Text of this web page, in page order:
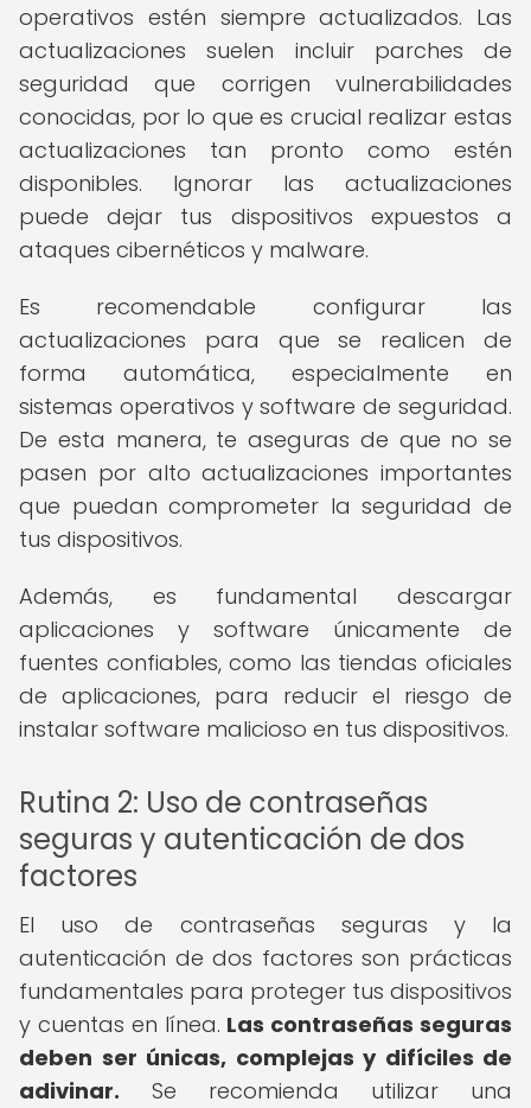
operativos estén siempre actualizados. Las
actualizaciones suelen incluir parches de
seguridad que corrigen vulnerabilidades
conocidas, por lo que es crucial realizar estas
actualizaciones tan pronto como estén
disponibles. Ignorar las actualizaciones
puede dejar tus dispositivos expuestos a
ataques cibernéticos y malware.
Es recomendable configurar las
actualizaciones para que se realicen de
forma automática, especialmente en
sistemas operativos y software de seguridad.
De esta manera, te aseguras de que no se
pasen por alto actualizaciones importantes
que puedan comprometer la seguridad de
tus dispositivos.
Además, es fundamental descargar
aplicaciones y software únicamente de
fuentes confiables, como las tiendas oficiales
de aplicaciones, para reducir el riesgo de
instalar software malicioso en tus dispositivos.
Rutina 2: Uso de contraseñas
seguras y autenticación de dos
factores
El uso de contraseñas seguras y la
autenticación de dos factores son prácticas
fundamentales para proteger tus dispositivos
y cuentas en línea. Las contraseñas seguras
deben ser únicas, complejas y difíciles de
adivinar. Se recomienda utilizar una